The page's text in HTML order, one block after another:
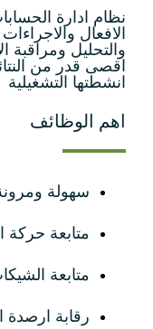
نظام ادارة
الافعال
والتحليل ومراقبة
اقصى قدر من
انشطتها التشغيلية
اهم الوظائف
سهولة
متابعة حركة
متابعة
رقابة ارصدة